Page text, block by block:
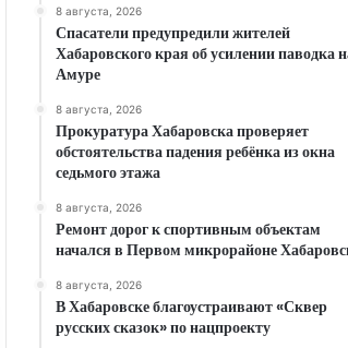
8 августа, 2026
Спасатели предупредили жителей
Хабаровского края об усилении паводка
Амуре
8 августа, 2026
Прокуратура Хабаровска проверяет
обстоятельства падения ребёнка из окна
седьмого этажа
8 августа, 2026
Ремонт дорог к спортивным объектам
начался в Первом микрорайоне
8 августа, 2026
В Хабаровске благоустраивают «Сквер
русских сказок» по нацпроекту